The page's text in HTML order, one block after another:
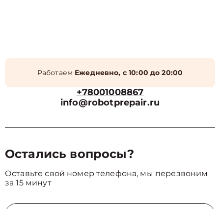
Работаем Ежедневно, с 10:00 до 20:00
+78001008867
info@robotprepair.ru
Остались вопросы?
Оставьте свой номер телефона, мы перезвоним
за 15 минут